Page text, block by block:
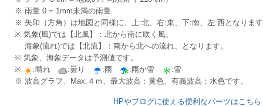
※ 雨量 0 = 1mm未満の雨量
※ 矢印（方角）は地図と同様に、上:北、右:東、下:南、左:西となりま
※ 気象(風)では【北風】：北から南に吹く風、
海象(流れ)では【北流】：南から北への流れ、となります。
※ 気象、海象データは予測値です。
※
:晴れ :曇り :雨 :雨か雪
:雪
※ 波高グラフ、Max:４ｍ、最大波高：黄色、有義波高：水色です。
HPやブログに使える便利なパーツはこちら